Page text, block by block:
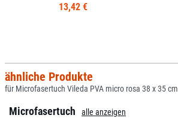
13,42 €
ähnliche Produkte
für Microfasertuch Vileda PVA micro rosa 38 x 35 cm
Microfasertuch alle anzeigen